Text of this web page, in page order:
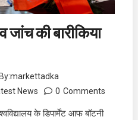
जांच की बारीकिया
By:markettadka
News 0 Comments
के डिपार्मेंट आफ बॉटनी